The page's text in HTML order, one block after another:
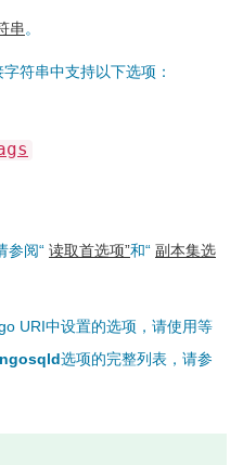
串。
符串中支持以下选项：
参阅“ 读取首选项”和“ 副本集选
URI中设置的选项，请使用等
选项的完整列表，请参